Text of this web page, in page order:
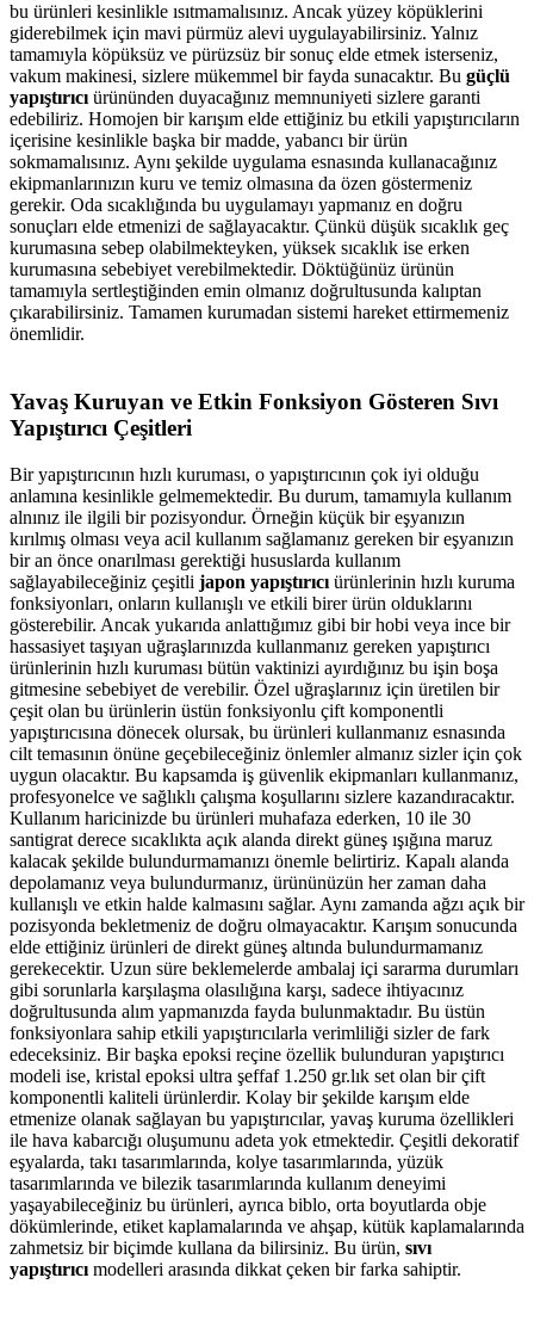
bu ürünleri kesinlikle ısıtmamalısınız. Ancak yüzey köpüklerini
giderebilmek için mavi pürmüz alevi uygulayabilirsiniz. Yalnız
tamamıyla köpüksüz ve pürüzsüz bir sonuç elde etmek isterseniz,
vakum makinesi, sizlere mükemmel bir fayda sunacaktır. Bu güçlü
yapıştırıcı ürününden duyacağınız memnuniyeti sizlere garanti
edebiliriz. Homojen bir karışım elde ettiğiniz bu etkili yapıştırıcıların
içerisine kesinlikle başka bir madde, yabancı bir ürün
sokmamalısınız. Aynı şekilde uygulama esnasında kullanacağınız
ekipmanlarınızın kuru ve temiz olmasına da özen göstermeniz
gerekir. Oda sıcaklığında bu uygulamayı yapmanız en doğru
sonuçları elde etmenizi de sağlayacaktır. Çünkü düşük sıcaklık geç
kurumasına sebep olabilmekteyken, yüksek sıcaklık ise erken
kurumasına sebebiyet verebilmektedir. Döktüğünüz ürünün
tamamıyla sertleştiğinden emin olmanız doğrultusunda kalıptan
çıkarabilirsiniz. Tamamen kurumadan sistemi hareket ettirmemeniz
önemlidir.
Yavaş Kuruyan ve Etkin Fonksiyon Gösteren Sıvı
Yapıştırıcı Çeşitleri
Bir yapıştırıcının hızlı kuruması, o yapıştırıcının çok iyi olduğu
anlamına kesinlikle gelmemektedir. Bu durum, tamamıyla kullanım
alnınız ile ilgili bir pozisyondur. Örneğin küçük bir eşyanızın
kırılmış olması veya acil kullanım sağlamanız gereken bir eşyanızın
bir an önce onarılması gerektiği hususlarda kullanım
sağlayabileceğiniz çeşitli japon yapıştırıcı ürünlerinin hızlı kuruma
fonksiyonları, onların kullanışlı ve etkili birer ürün olduklarını
gösterebilir. Ancak yukarıda anlattığımız gibi bir hobi veya ince bir
hassasiyet taşıyan uğraşlarınızda kullanmanız gereken yapıştırıcı
ürünlerinin hızlı kuruması bütün vaktinizi ayırdığınız bu işin boşa
gitmesine sebebiyet de verebilir. Özel uğraşlarınız için üretilen bir
çeşit olan bu ürünlerin üstün fonksiyonlu çift komponentli
yapıştırıcısına dönecek olursak, bu ürünleri kullanmanız esnasında
cilt temasının önüne geçebileceğiniz önlemler almanız sizler için çok
uygun olacaktır. Bu kapsamda iş güvenlik ekipmanları kullanmanız,
profesyonelce ve sağlıklı çalışma koşullarını sizlere kazandıracaktır.
Kullanım haricinizde bu ürünleri muhafaza ederken, 10 ile 30
santigrat derece sıcaklıkta açık alanda direkt güneş ışığına maruz
kalacak şekilde bulundurmamanızı önemle belirtiriz. Kapalı alanda
depolamanız veya bulundurmanız, ürününüzün her zaman daha
kullanışlı ve etkin halde kalmasını sağlar. Aynı zamanda ağzı açık bir
pozisyonda bekletmeniz de doğru olmayacaktır. Karışım sonucunda
elde ettiğiniz ürünleri de direkt güneş altında bulundurmamanız
gerekecektir. Uzun süre beklemelerde ambalaj içi sararma durumları
gibi sorunlarla karşılaşma olasılığına karşı, sadece ihtiyacınız
doğrultusunda alım yapmanızda fayda bulunmaktadır. Bu üstün
fonksiyonlara sahip etkili yapıştırıcılarla verimliliği sizler de fark
edeceksiniz. Bir başka epoksi reçine özellik bulunduran yapıştırıcı
modeli ise, kristal epoksi ultra şeffaf 1.250 gr.lık set olan bir çift
komponentli kaliteli ürünlerdir. Kolay bir şekilde karışım elde
etmenize olanak sağlayan bu yapıştırıcılar, yavaş kuruma özellikleri
ile hava kabarcığı oluşumunu adeta yok etmektedir. Çeşitli dekoratif
eşyalarda, takı tasarımlarında, kolye tasarımlarında, yüzük
tasarımlarında ve bilezik tasarımlarında kullanım deneyimi
yaşayabileceğiniz bu ürünleri, ayrıca biblo, orta boyutlarda obje
dökümlerinde, etiket kaplamalarında ve ahşap, kütük kaplamalarında
zahmetsiz bir biçimde kullana da bilirsiniz. Bu ürün, sıvı
yapıştırıcı modelleri arasında dikkat çeken bir farka sahiptir.